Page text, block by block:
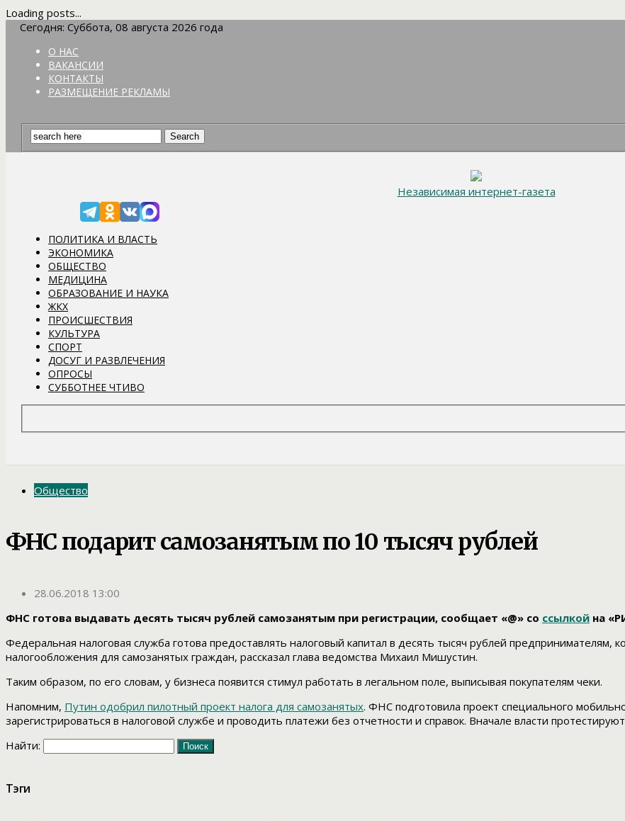
Loading posts...
Сегодня: Суббота, 08 августа 2026 года
О НАС
ВАКАНСИИ
КОНТАКТЫ
РАЗМЕЩЕНИЕ РЕКЛАМЫ
Независимая интернет-газета
ПОЛИТИКА И ВЛАСТЬ
ЭКОНОМИКА
ОБЩЕСТВО
МЕДИЦИНА
ОБРАЗОВАНИЕ И НАУКА
ЖКХ
ПРОИСШЕСТВИЯ
КУЛЬТУРА
СПОРТ
ДОСУГ И РАЗВЛЕЧЕНИЯ
ОПРОСЫ
СУББОТНЕЕ ЧТИВО
Общество
ФНС подарит самозанятым по 10 тысяч рублей
28.06.2018 13:00
ФНС готова выдавать десять тысяч рублей самозанятым при регистрации, сообщает «@» со ссылкой на
Федеральная налоговая служба готова предоставлять налоговый капитал в десять тысяч рублей
налогообложения для самозанятых граждан, рассказал глава ведомства Михаил Мишустин.
Таким образом, по его словам, у бизнеса появится стимул работать в легальном поле, выписывая покупателям чеки.
Напомним, Путин одобрил пилотный проект налога для самозанятых. ФНС подготовила проект специального
зарегистрироваться в налоговой службе и проводить платежи без отчетности и справок. Вначале власти
Найти:
Тэги